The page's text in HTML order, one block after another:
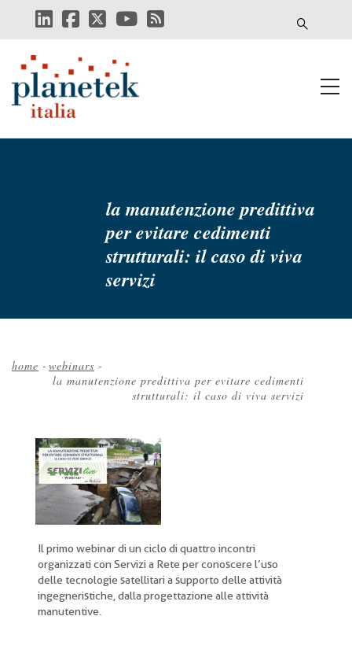
contenuto
la manutenzione predittiva
per evitare cedimenti
strutturali: il caso di viva
servizi
Briciole
home - webinars -
la manutenzione predittiva per evitare cedimenti
strutturali: il caso di viva servizi
Il primo webinar di un ciclo di quattro incontri
organizzati con Servizi a Rete per conoscere l’uso
delle tecnologie satellitari a supporto delle attività
ingegneristiche, dalla progettazione alle attività
manutentive.